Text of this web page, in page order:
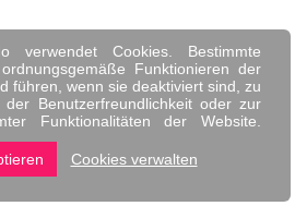
verwendet Cookies. Bestimmte
Funktionieren der
führen, wenn sie deaktiviert sind, zu
der Benutzerfreundlichkeit oder zur
Funktionalitäten der Website.
zu Analyse- oder Marketingzwecken
Cookies verwalten